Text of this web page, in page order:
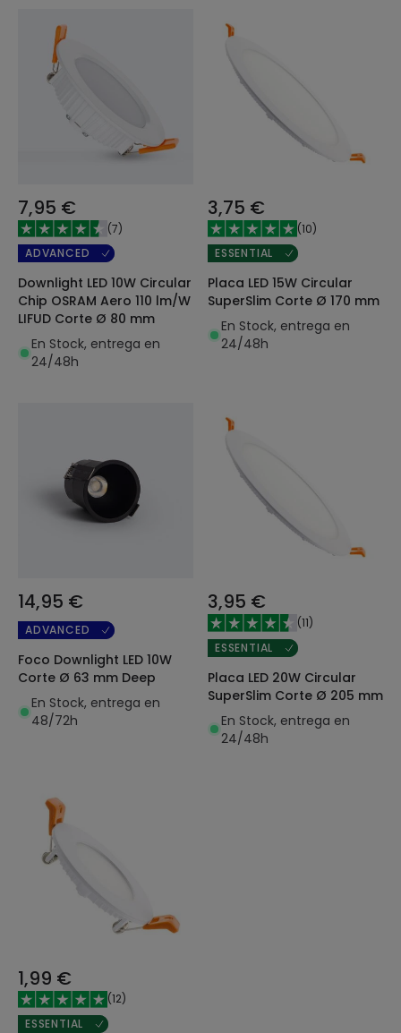
7,95 €
(7)
ADVANCED
Downlight LED 10W Circular
Chip OSRAM Aero 110 lm/W
LIFUD Corte Ø 80 mm
En Stock, entrega en
24/48h
3,75 €
(10)
ESSENTIAL
Placa LED 15W Circular
SuperSlim Corte Ø 170 mm
En Stock, entrega en
24/48h
14,95 €
ADVANCED
Foco Downlight LED 10W
Corte Ø 63 mm Deep
En Stock, entrega en
48/72h
3,95 €
(11)
ESSENTIAL
Placa LED 20W Circular
SuperSlim Corte Ø 205 mm
En Stock, entrega en
24/48h
1,99 €
(12)
ESSENTIAL